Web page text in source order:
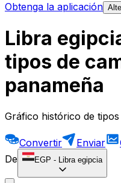
Obtenga la aplicación
Libra
tipos de
panameña
Gráfico histórico de
Convertir Enviar
De
EGP - Libra egipcia